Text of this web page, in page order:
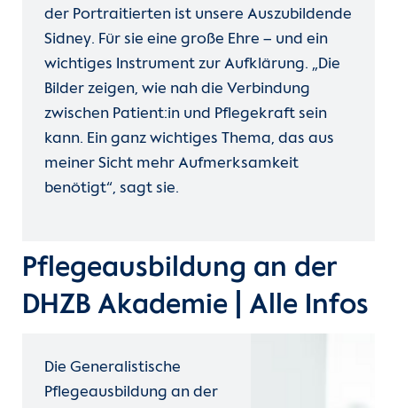
der Portraitierten ist unsere Auszubildende
Sidney. Für sie eine große Ehre – und ein
wichtiges Instrument zur Aufklärung. „Die
Bilder zeigen, wie nah die Verbindung
zwischen Patient:in und Pflegekraft sein
kann. Ein ganz wichtiges Thema, das aus
meiner Sicht mehr Aufmerksamkeit
benötigt“, sagt sie.
Pflegeausbildung an der
DHZB Akademie | Alle Infos
Die Generalistische
Pflegeausbildung an der